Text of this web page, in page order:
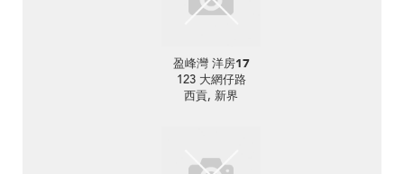
盈峰灣 洋房17
123 大網仔路
西貢, 新界